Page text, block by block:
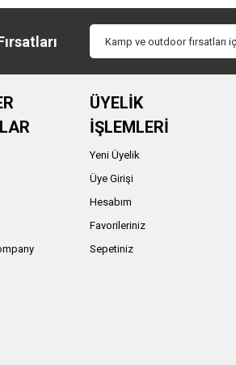
ÜYELİK
İŞLEMLERİ
Yeni Üyelik
Üye Girişi
Hesabım
Favorileriniz
Sepetiniz